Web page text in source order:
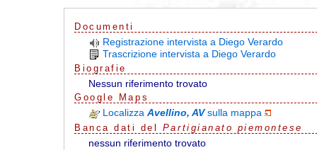
Documenti
Registrazione intervista a Diego Verardo
Trascrizione intervista a Diego Verardo
Biografie
Nessun riferimento trovato
G oo g e Maps
LocalizzaAvellino, AVsulla mappa
Banca dati del Partigianato piemontese
nessun riferimento trovato